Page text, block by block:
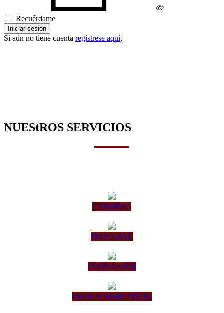
Recuérdame
Iniciar sesión
Si aún no tiene cuenta regístrese aquí,
NUEStROS SERVICIOS
LABORAL
PROCESAL
CONVENIOS
CIVIL Y MERCANTIL